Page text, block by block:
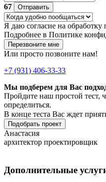
67
Отправить
Я даю согласие на обработку
Подробнее в Политике
Перезвоните мне
Или просто позвоните нам!
+7 (931) 406-33-33
Мы подберем для Вас
Пройдите наш простой
определиться.
В конце теста Вас ждет
Подобрать проект
Анастасия
архитектор проектировщик
Дополнительные